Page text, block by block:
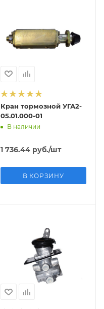
Кран тормозной УГА2-
05.01.000-01
В наличии
1 736.44руб./шт
В КОРЗИНУ